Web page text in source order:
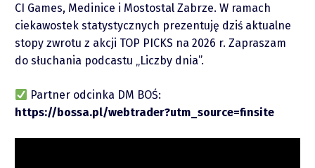
Raporty
Podcasty
CI Games, Medinice i Mostostal Zabrze. W ramach
ciekawostek statystycznych prezentuję dziś aktualne
stopy zwrotu z akcji TOP PICKS na 2026 r. Zapraszam
do słuchania podcastu „Liczby dnia”.
Partner odcinka DM BOŚ:
https://bossa.pl/webtrader?utm_source=finsite